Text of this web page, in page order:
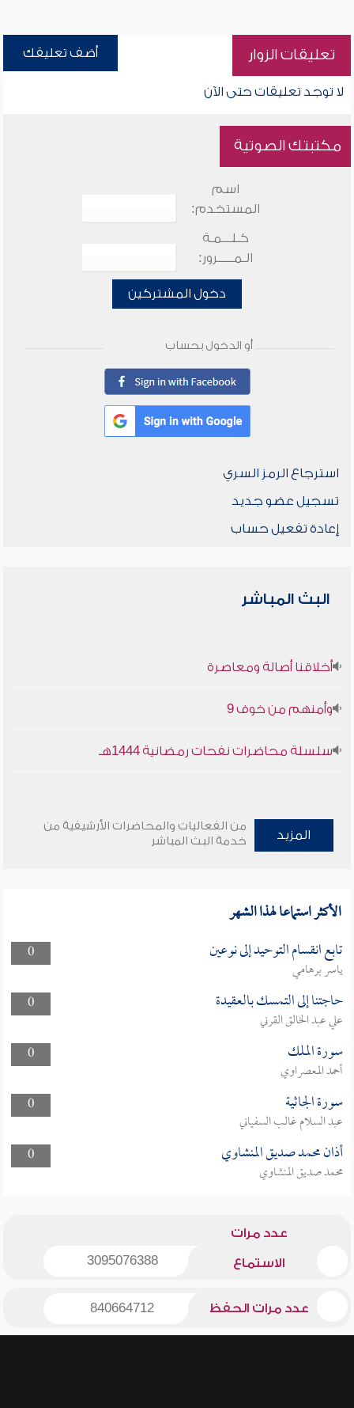
تعليقات الزوار أضف تعليقك
لا توجد تعليقات حتى الآن
مكتبتك الصوتية
اسم
المستخدم:
كـلـــمـة
الـمـــــرور:
دخول المشتركين
أو الدخول بحساب
استرجاع الرمز السري
تسجيل عضو جديد
إعادة تفعيل حساب
البث المباشر
أخلاقنا أصالة ومعاصرة
وأمنهم من خوف 9
سلسلة محاضرات نفحات رمضانية 1444هـ
المزيد
من الفعاليات والمحاضرات الأرشيفية من
خدمة البث المباشر
الأكثر استماعا لهذا الشهر
0 تابع انقسام التوحيد إلى نوعين
ياسر برهامي
0
حاجتنا إلى التمسك بالعقيدة
علي عبد الخالق القرني
0
سورة الملك
أحمد المعصراوي
0
سورة الجاثية
عبد السلام غالب السفياني
0
أذان محمد صديق المنشاوي
محمد صديق المنشاوي
عدد مرات
الاستماع 3095076388
عدد مرات الحفظ 840664712